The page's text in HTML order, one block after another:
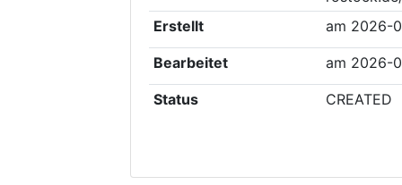
Erstellt
am 2026-
Bearbeitet am 2026-
Status CREATED